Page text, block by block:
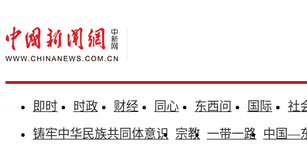
即时 时政 财经 同心 东西问 国际
社
铸牢中华民族共同体意识 宗教 一带一路 中国—